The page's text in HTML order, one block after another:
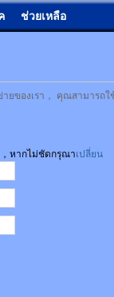
ช่วยเหลือ
ยของเรา， คุณสามาร
หากไม่ชัดกรุณาเปลี่ยน